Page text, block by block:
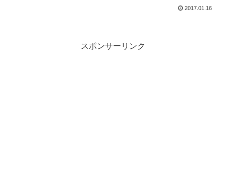
レビューです。このバックジョイはずっ
2017.01.16
スポンサーリンク